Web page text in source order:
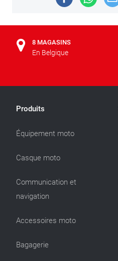
8 MAGASINS
En Belgique
Produits
Équipement moto
Casque moto
Communication et
navigation
Accessoires moto
Bagagerie